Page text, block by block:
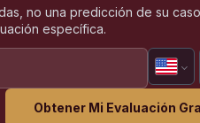
no una predicción de su
específica.
Obtener Mi Evaluación